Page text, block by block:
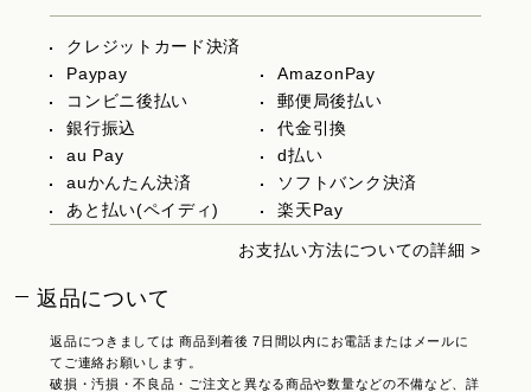
クレジットカード決済
Paypay
AmazonPay
コンビニ後払い
郵便局後払い
銀行振込
代金引換
au Pay
d払い
auかんたん決済
ソフトバンク決済
あと払い(ペイディ)
楽天Pay
お支払い方法についての詳細 >
返品について
返品につきましては 商品到着後 7日間以内にお電話またはメールに
てご連絡お願いします。
破損・汚損・不良品・ご注文と異なる商品や数量などの不備など、詳